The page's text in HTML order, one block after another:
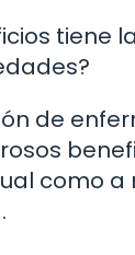
tiene
de
como a